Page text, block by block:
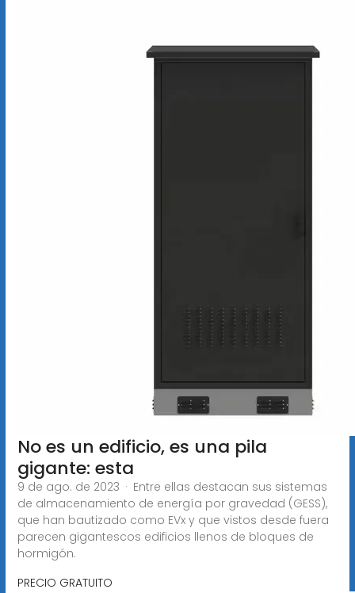
No es un edificio, es una pila
gigante: esta
9 de ago. de 2023 · Entre ellas destacan sus sistemas
de almacenamiento de energía por gravedad (GESS),
que han bautizado como EVx y que vistos desde fuera
parecen gigantescos edificios llenos de bloques de
hormigón.
PRECIO GRATUITO